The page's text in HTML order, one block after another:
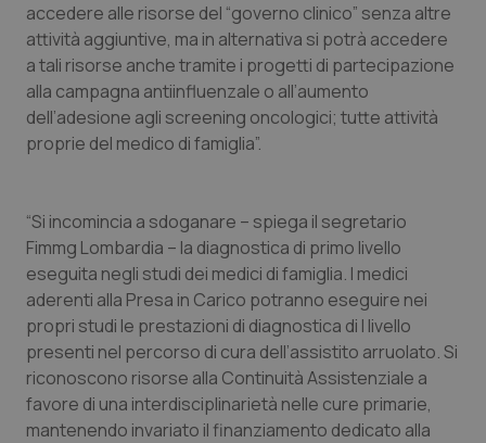
Toscana
Umbria
Valle D’Aosta
Obesità
Oftalmologia
Oncodermatologia
Oncologia & Nutrizione
Psoriasi & pelle
Quotidiano Cardiologia
Quotidiano Chirurgia
accedere alle risorse del “governo clinico” senza altre
attività aggiuntive, ma in alternativa si potrà accedere
a tali risorse anche tramite i progetti di partecipazione
alla campagna antiinfluenzale o all’aumento
dell’adesione agli screening oncologici; tutte attività
proprie del medico di famiglia”.
“Si incomincia a sdoganare – spiega il segretario
Fimmg Lombardia – la diagnostica di primo livello
eseguita negli studi dei medici di famiglia. I medici
aderenti alla Presa in Carico potranno eseguire nei
propri studi le prestazioni di diagnostica di I livello
presenti nel percorso di cura dell’assistito arruolato. Si
riconoscono risorse alla Continuità Assistenziale a
favore di una interdisciplinarietà nelle cure primarie,
mantenendo invariato il finanziamento dedicato alla